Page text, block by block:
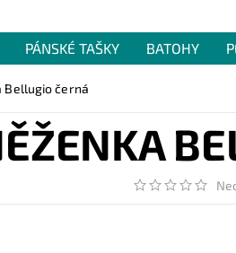
PÁNSKÉ TAŠKY BATOHY
Bellugio černá